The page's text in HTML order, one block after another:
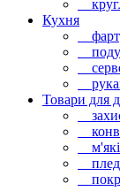
Кухня
Товари для
м'які